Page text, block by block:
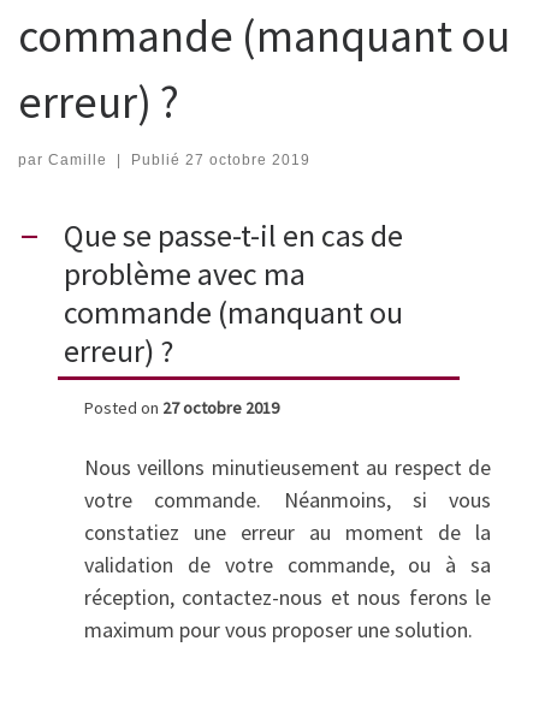
commande (manquant ou
erreur) ?
par Camille | Publié 27 octobre 2019
A
Que se passe-t-il en cas de
problème avec ma
commande (manquant ou
erreur) ?
Posted on 27 octobre 2019
Nous veillons minutieusement au respect de
votre commande. Néanmoins, si vous
constatiez une erreur au moment de la
validation de votre commande, ou à sa
réception, contactez-nous et nous ferons le
maximum pour vous proposer une solution.